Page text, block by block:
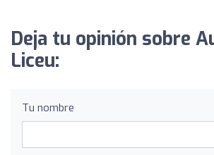
Deja tu opinión sobre
Liceu:
Tu nombre